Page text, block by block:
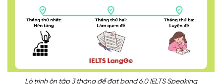
Lộ trình ôn tập 3 tháng để đạt band 6.0 IELTS Speaking